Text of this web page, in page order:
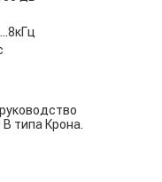
типа Крона.